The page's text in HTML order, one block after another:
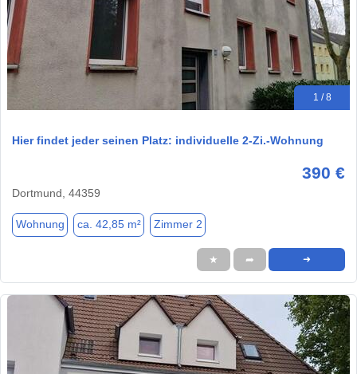
1 / 8
Hier findet jeder seinen Platz: individuelle 2-Zi.-Wohnung
390 €
Dortmund, 44359
Wohnung ca. 42,85 m² Zimmer 2
★ ➦ ➜